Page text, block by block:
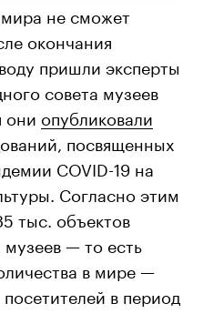
не сможет
окончания
пришли эксперты
совета музеев
они опубликовали
посвященных
COVID-19 на
Согласно этим
тыс. объектов
музеев — то есть
в мире —
в период